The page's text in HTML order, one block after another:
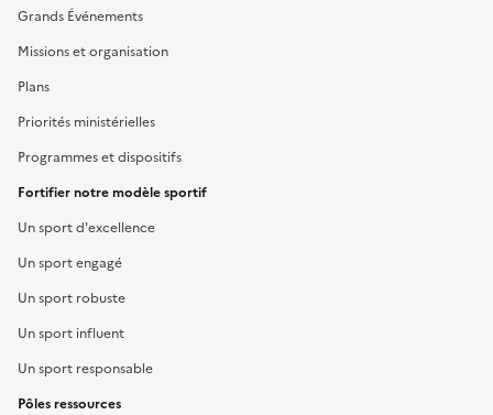
Grands Événements
Missions et organisation
Plans
Priorités ministérielles
Programmes et dispositifs
Fortifier notre modèle sportif
Un sport d'excellence
Un sport engagé
Un sport robuste
Un sport influent
Un sport responsable
Pôles ressources